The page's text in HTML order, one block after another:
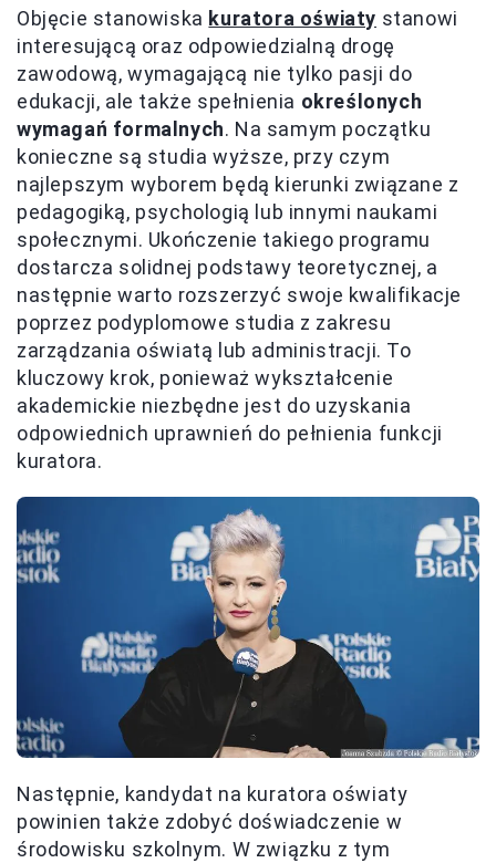
Objęcie stanowiska kuratora oświaty stanowi
interesującą oraz odpowiedzialną drogę
zawodową, wymagającą nie tylko pasji do
edukacji, ale także spełnienia określonych
wymagań formalnych. Na samym początku
konieczne są studia wyższe, przy czym
najlepszym wyborem będą kierunki związane z
pedagogiką, psychologią lub innymi naukami
społecznymi. Ukończenie takiego programu
dostarcza solidnej podstawy teoretycznej, a
następnie warto rozszerzyć swoje kwalifikacje
poprzez podyplomowe studia z zakresu
zarządzania oświatą lub administracji. To
kluczowy krok, ponieważ wykształcenie
akademickie niezbędne jest do uzyskania
odpowiednich uprawnień do pełnienia funkcji
kuratora.
Następnie, kandydat na kuratora oświaty
powinien także zdobyć doświadczenie w
środowisku szkolnym. W związku z tym